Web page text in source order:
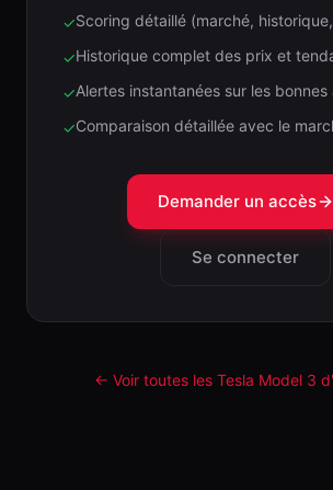
✓Scoring détaillé (marché,
✓Historique complet des prix et
✓Alertes instantanées sur les bonnes
✓Comparaison détaillée avec le
Demander un accès
Se connecter
← Voir toutes les Tesla Model 3